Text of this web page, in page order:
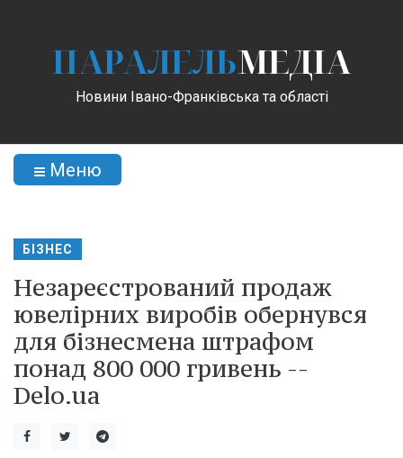
ПАРАЛЕЛЬМЕДІА
Новини Івано-Франківська та області
Меню
БІЗНЕС
Незареєстрований продаж
ювелірних виробів обернувся
для бізнесмена штрафом
понад 800 000 гривень --
Delo.ua